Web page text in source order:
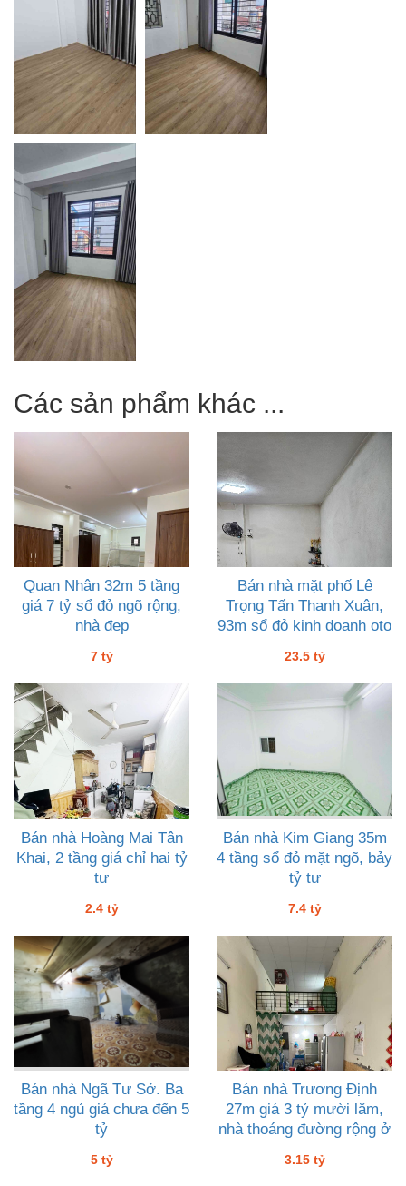
Các sản phẩm khác ...
Quan Nhân 32m 5 tầng
giá 7 tỷ sổ đỏ ngõ rộng,
nhà đẹp
7 tỷ
Bán nhà mặt phố Lê
Trọng Tấn Thanh Xuân,
93m sổ đỏ kinh doanh oto
23.5 tỷ
Bán nhà Hoàng Mai Tân
Khai, 2 tầng giá chỉ hai tỷ
tư
2.4 tỷ
Bán nhà Kim Giang 35m
4 tầng sổ đỏ mặt ngõ, bảy
tỷ tư
7.4 tỷ
Bán nhà Ngã Tư Sở. Ba
tầng 4 ngủ giá chưa đến 5
tỷ
5 tỷ
Bán nhà Trương Định
27m giá 3 tỷ mười lăm,
nhà thoáng đường rộng ở
3.15 tỷ